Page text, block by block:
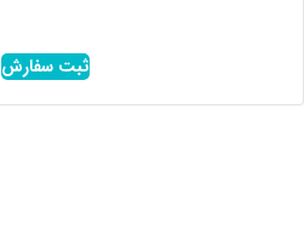
ثبت سفارش